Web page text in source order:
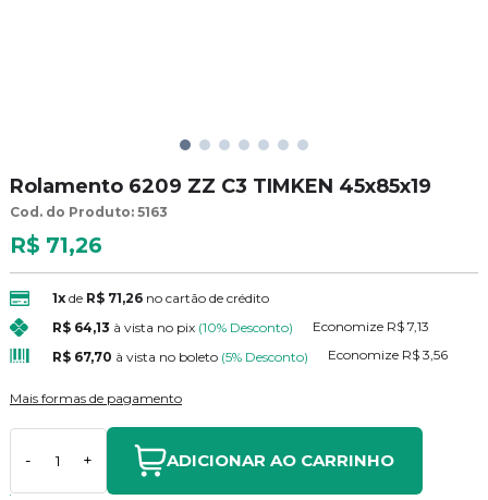
Rolamento 6209 ZZ C3 TIMKEN 45x85x19
Cod. do Produto: 5163
R$ 71,26
1xde R$ 71,26 no cartão de crédito
R$ 64,13 à vista no pix (10% Desconto) Economize R$ 7,13
R$ 67,70 à vista no boleto (5% Desconto) Economize R$ 3,56
Mais formas de pagamento
- + ADICIONAR AO CARRINHO